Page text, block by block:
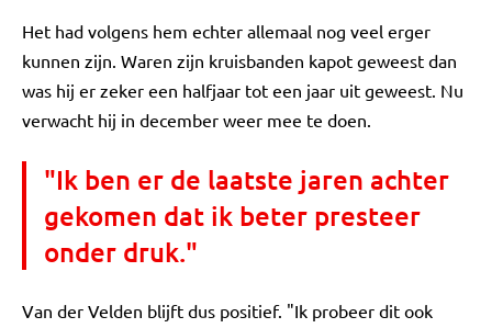
Het had volgens hem echter allemaal nog veel erger
kunnen zijn. Waren zijn kruisbanden kapot geweest dan
was hij er zeker een halfjaar tot een jaar uit geweest. Nu
verwacht hij in december weer mee te doen.
"Ik ben er de laatste jaren achter
gekomen dat ik beter presteer
onder druk."
Van der Velden blijft dus positief. "Ik probeer dit ook